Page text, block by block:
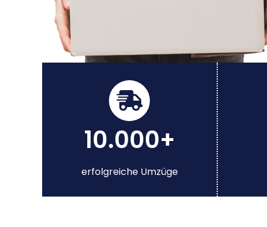
10.000+
erfolgreiche Umzüge